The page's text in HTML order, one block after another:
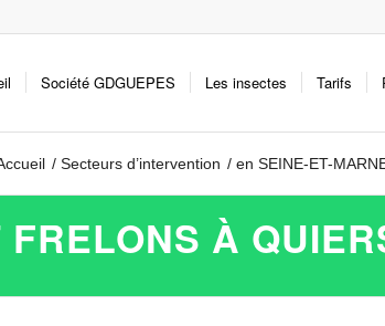
Société GDGUEPES Les insectes Tarifs
/ Secteurs d’intervention / en SEINE-ET-
À